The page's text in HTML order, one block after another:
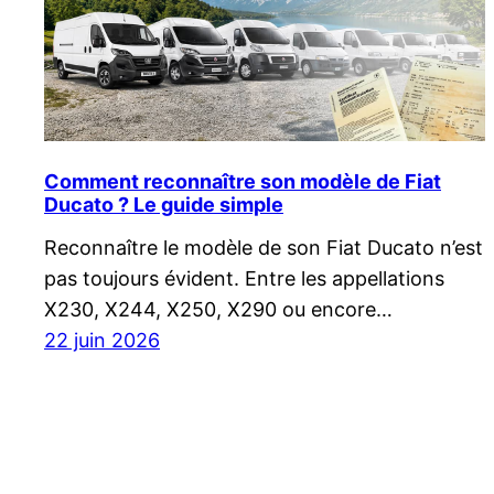
Comment reconnaître son modèle de Fiat
Ducato ? Le guide simple
Reconnaître le modèle de son Fiat Ducato n’est
pas toujours évident. Entre les appellations
X230, X244, X250, X290 ou encore…
22 juin 2026